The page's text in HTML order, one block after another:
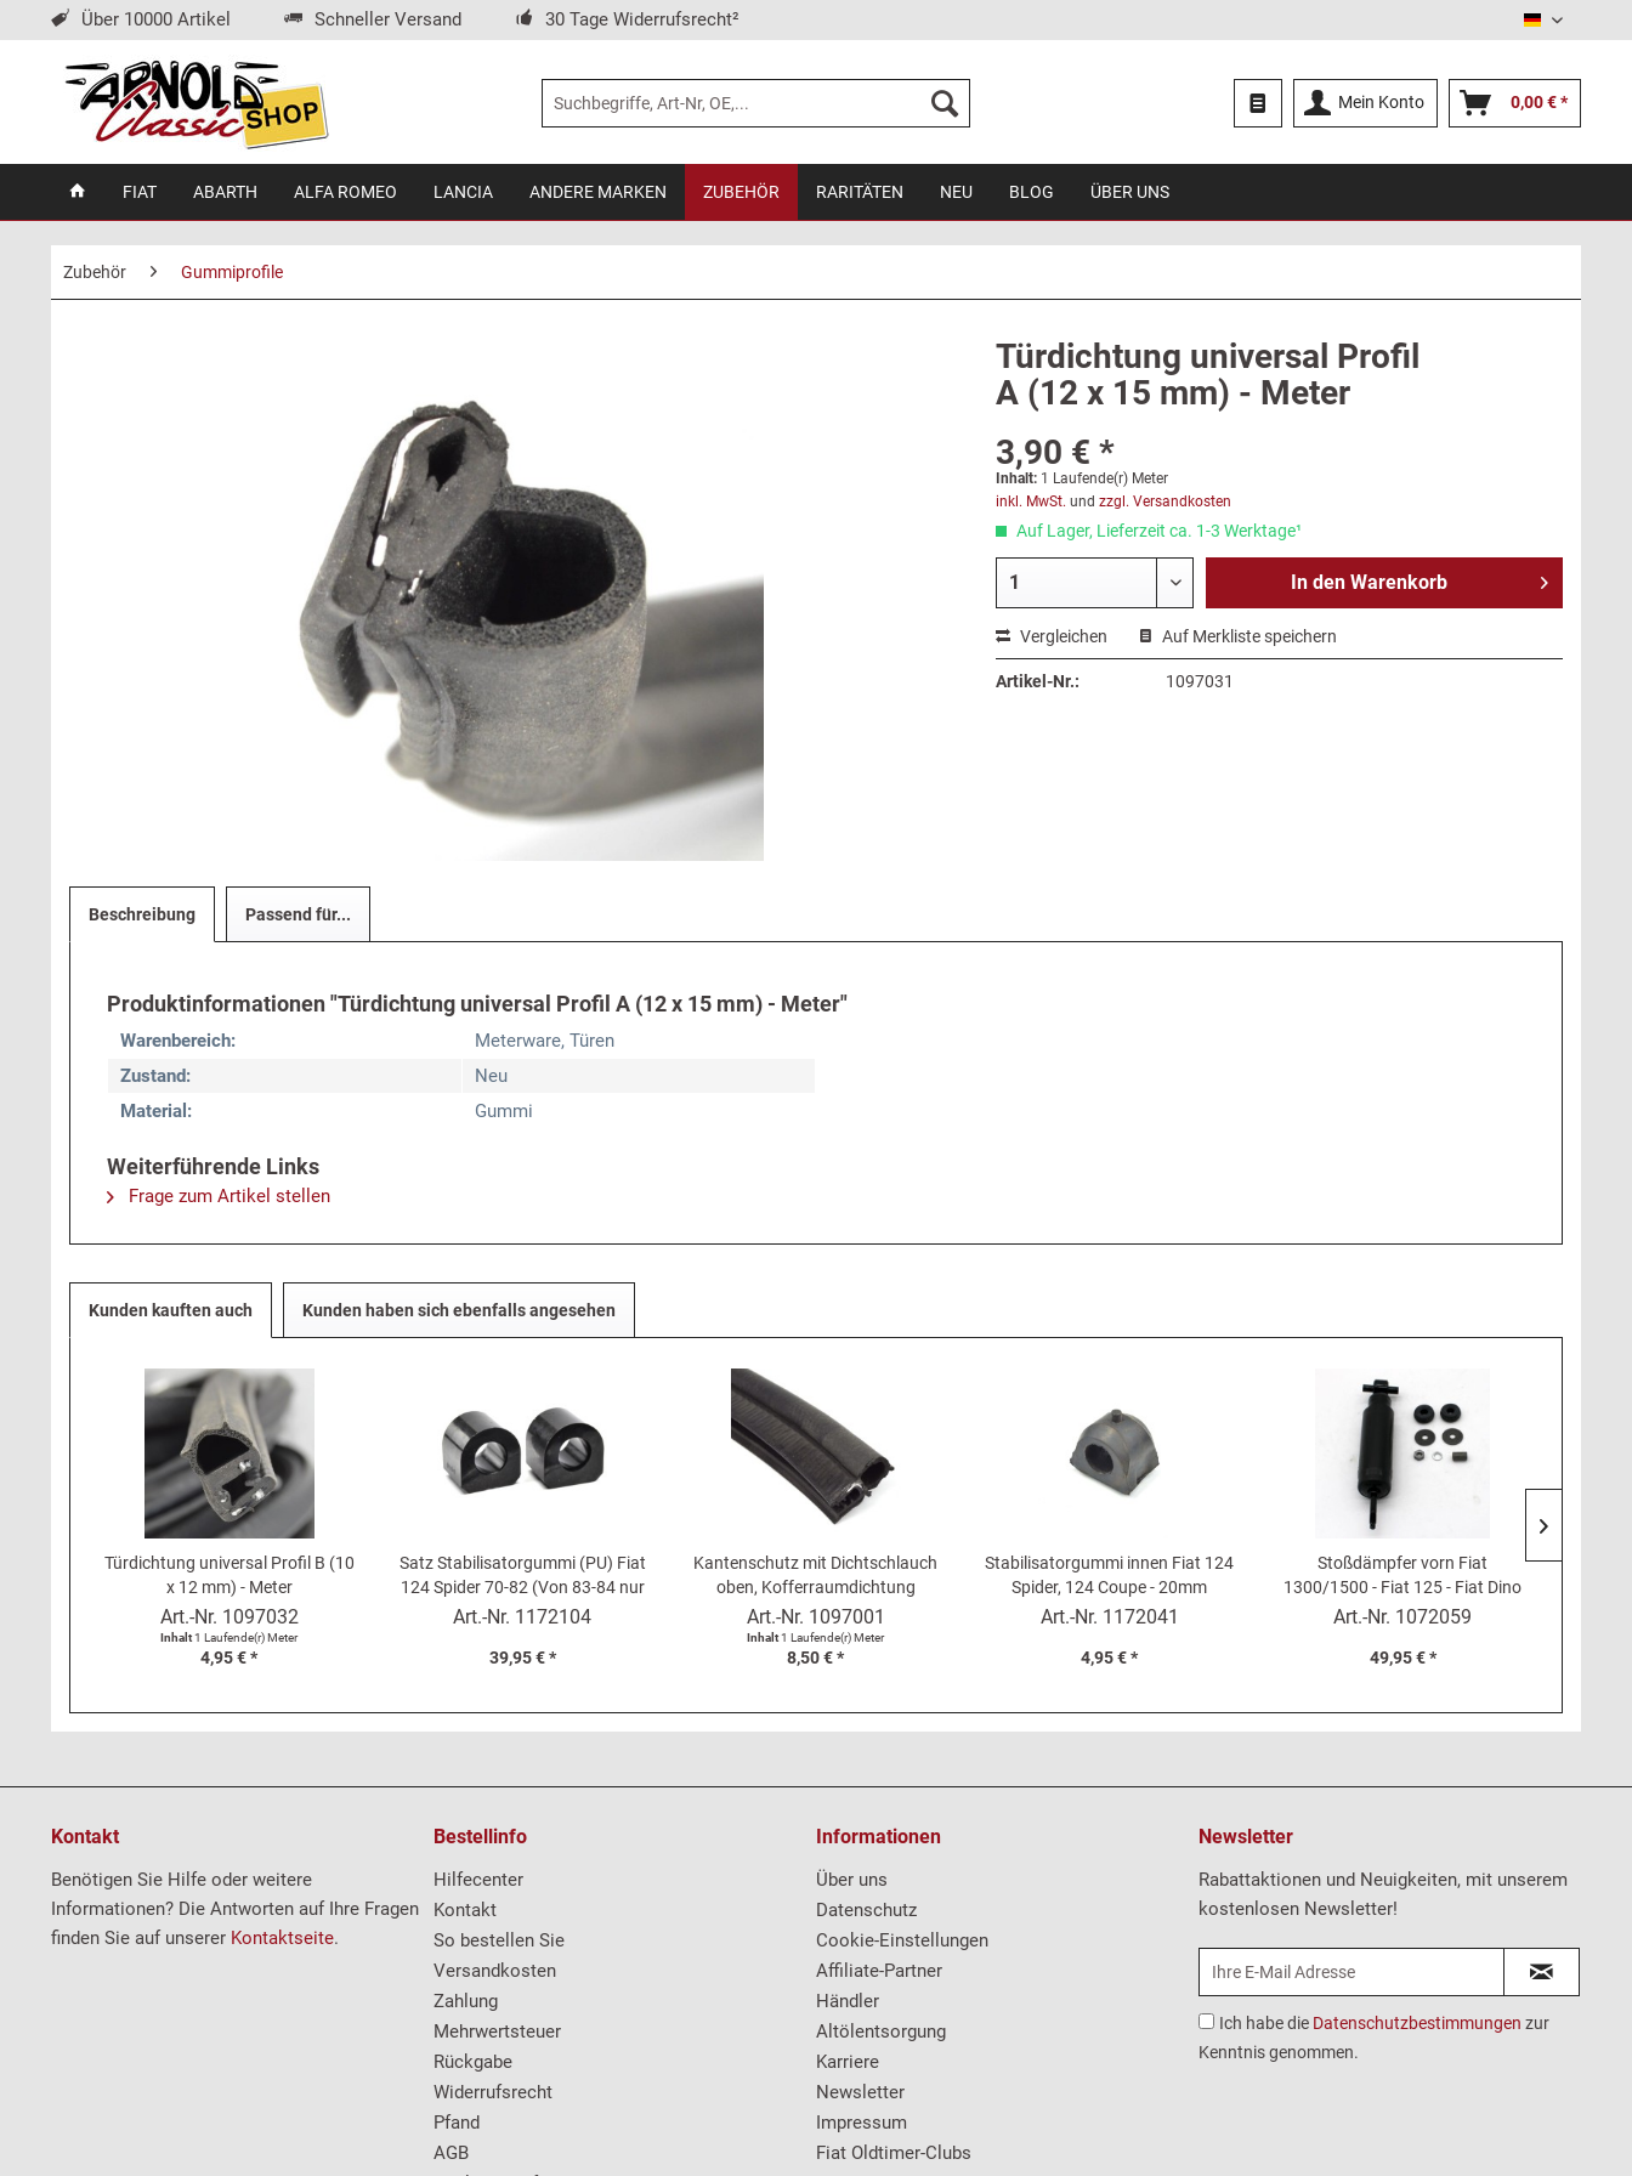
Über 10000 Artikel Schneller Versand 30 Tage Widerrufsrecht² Deutsch
Mein Konto 0,00 € *
FIAT ABARTH ALFA ROMEO LANCIA ANDERE MARKEN ZUBEHÖR RARITÄTEN NEU BLOG ÜBER UNS
Zubehör Gummiprofile
Türdichtung universal Profil
A (12 x 15 mm) - Meter
3,90 € *
Inhalt: 1 Laufende(r) Meter
inkl. MwSt. und zzgl. Versandkosten
Auf Lager, Lieferzeit ca. 1-3 Werktage¹
In den Warenkorb
Vergleichen Auf Merkliste speichern
Artikel-Nr.: 1097031
Beschreibung Passend für...
Produktinformationen "Türdichtung universal Profil A (12 x 15 mm) - Meter"
Warenbereich:
Meterware, Türen
Zustand:
Neu
Material:
Gummi
Weiterführende Links
Frage zum Artikel stellen
Kunden kauften auch Kunden haben sich ebenfalls angesehen
Türdichtung universal Profil B (10
x 12 mm) - Meter
Art.-Nr. 1097032
Inhalt1 Laufende(r) Meter
4,95 € *
Satz Stabilisatorgummi (PU) Fiat
124 Spider 70-82 (Von 83-84 nur
für außen verwendbar), 124
Art.-Nr. 1172104
39,95 € *
Kantenschutz mit Dichtschlauch
oben, Kofferraumdichtung
Gummidichtung - Meter
Art.-Nr. 1097001
Inhalt1 Laufende(r) Meter
8,50 € *
Stabilisatorgummi innen Fiat 124
Spider, 124 Coupe - 20mm
Art.-Nr. 1172041
4,95 € *
Stoßdämpfer vorn Fiat
1300/1500 - Fiat 125 - Fiat Dino
Art.-Nr. 1072059
49,95 € *
Kontakt
Benötigen Sie Hilfe oder weitere
Informationen? Die Antworten auf Ihre Fragen
finden Sie auf unserer Kontaktseite.
Bestellinfo
Hilfecenter
Kontakt
So bestellen Sie
Versandkosten
Zahlung
Mehrwertsteuer
Rückgabe
Widerrufsrecht
Pfand
AGB
Informationen
Über uns
Datenschutz
Cookie-Einstellungen
Affiliate-Partner
Händler
Altölentsorgung
Karriere
Newsletter
Impressum
Fiat Oldtimer-Clubs
Newsletter
Rabattaktionen und Neuigkeiten, mit unserem
kostenlosen Newsletter!
Ich habe die Datenschutzbestimmungen zur
Kenntnis genommen.